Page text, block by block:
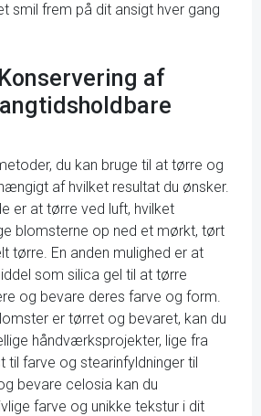
smil frem på dit ansigt hver gang
af
du kan bruge til at tørre og
af hvilket resultat du ønsker.
er at tørre ved luft, hvilket
blomsterne op ned et mørkt, tørt
tørre. En anden mulighed er at
som silica gel til at tørre
og bevare deres farve og form.
er tørret og bevaret, kan du
håndværksprojekter, lige fra
til farve og stearinfyldninger til
bevare celosia kan du
farve og unikke tekstur i dit